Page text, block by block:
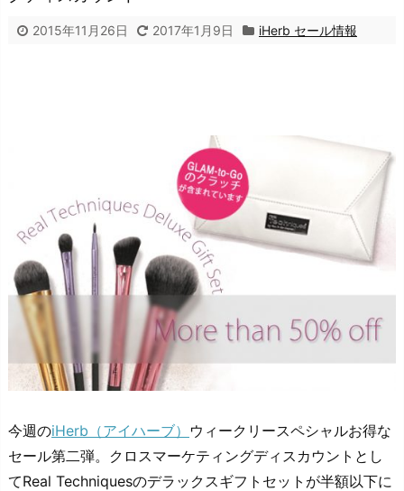
2015年11月26日 2017年1月9日 iHerb セール情報
今週のiHerb（アイハーブ） ウィークリースペシャルお得な
セール第二弾。クロスマーケティングディスカウントとし
てReal Techniquesのデラックスギフトセットが半額以下に